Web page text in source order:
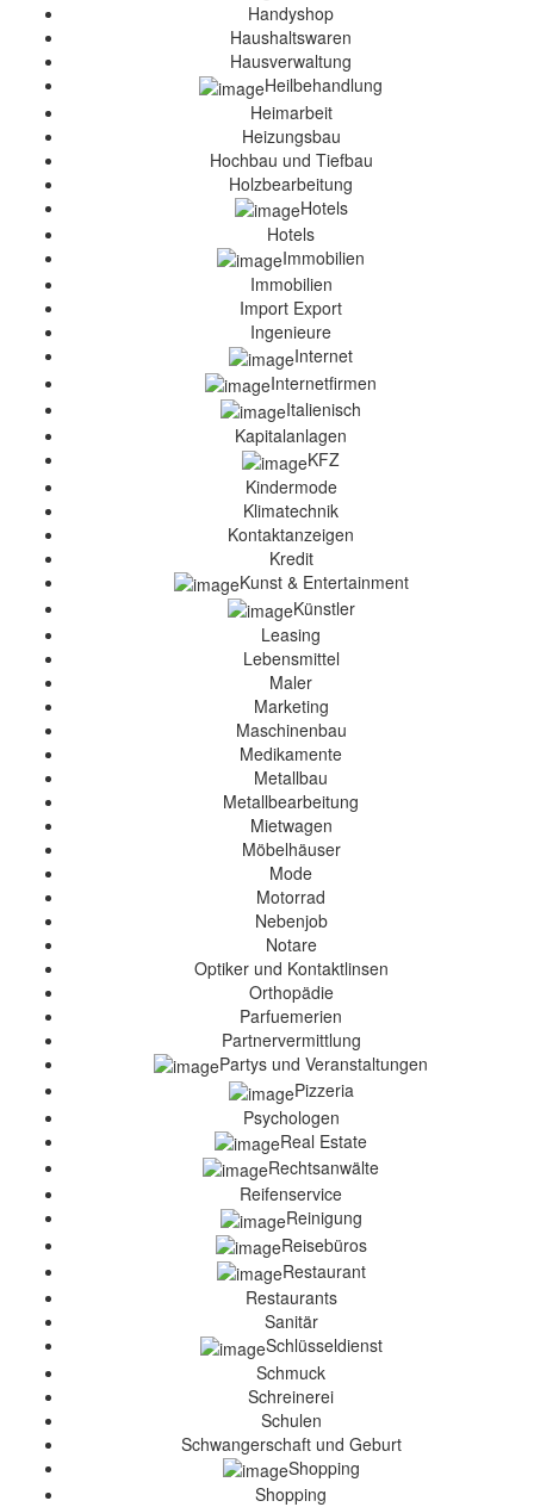
Handyshop
Haushaltswaren
Hausverwaltung
Heilbehandlung
Heimarbeit
Heizungsbau
Hochbau und Tiefbau
Holzbearbeitung
Hotels
Hotels
Immobilien
Immobilien
Import Export
Ingenieure
Internet
Internetfirmen
Italienisch
Kapitalanlagen
KFZ
Kindermode
Klimatechnik
Kontaktanzeigen
Kredit
Kunst & Entertainment
Künstler
Leasing
Lebensmittel
Maler
Marketing
Maschinenbau
Medikamente
Metallbau
Metallbearbeitung
Mietwagen
Möbelhäuser
Mode
Motorrad
Nebenjob
Notare
Optiker und Kontaktlinsen
Orthopädie
Parfuemerien
Partnervermittlung
Partys und Veranstaltungen
Pizzeria
Psychologen
Real Estate
Rechtsanwälte
Reifenservice
Reinigung
Reisebüros
Restaurant
Restaurants
Sanitär
Schlüsseldienst
Schmuck
Schreinerei
Schulen
Schwangerschaft und Geburt
Shopping
Shopping